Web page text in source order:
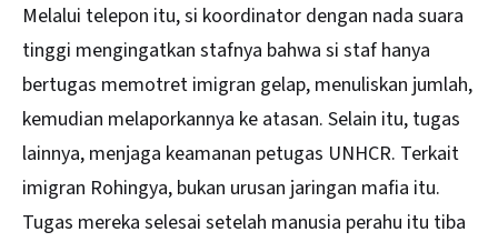
Melalui telepon itu, si koordinator dengan nada suara
tinggi mengingatkan stafnya bahwa si staf hanya
bertugas memotret imigran gelap, menuliskan jumlah,
kemudian melaporkannya ke atasan. Selain itu, tugas
lainnya, menjaga keamanan petugas UNHCR. Terkait
imigran Rohingya, bukan urusan jaringan mafia itu.
Tugas mereka selesai setelah manusia perahu itu tiba